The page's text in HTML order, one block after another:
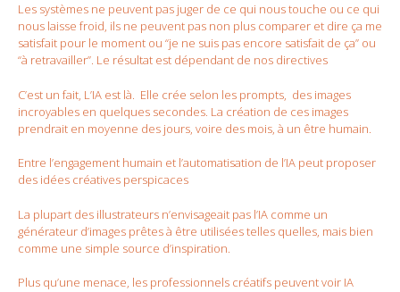
Les systèmes ne peuvent pas juger de ce qui nous touche ou ce qui
nous laisse froid, ils ne peuvent pas non plus comparer et dire ça me
satisfait pour le moment ou “je ne suis pas encore satisfait de ça” ou
“à retravailler”. Le résultat est dépendant de nos directives
C’est un fait, L’IA est là. Elle crée selon les prompts, des images
incroyables en quelques secondes. La création de ces images
prendrait en moyenne des jours, voire des mois, à un être humain.
Entre l’engagement humain et l’automatisation de l’IA peut proposer
des idées créatives perspicaces
La plupart des illustrateurs n’envisageait pas l’IA comme un
générateur d’images prêtes à être utilisées telles quelles, mais bien
comme une simple source d’inspiration.
Plus qu’une menace, les professionnels créatifs peuvent voir IA